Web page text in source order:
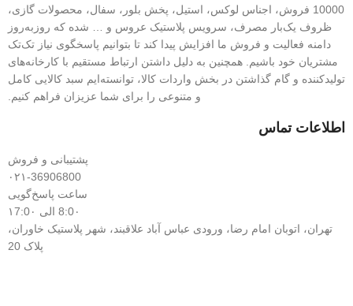
10000 فروش، اجناس لوکس، استیل، پخش بلور، سفال، محصولات گازی،
ظروف یک‌بار مصرف، سرویس پلاستیک عروس و … شده که روزبه‌روز
دامنه فعالیت و فروش ما افزایش پیدا کند تا بتوانیم پاسخگوی نیاز تک‌تک
مشتریان خود باشیم. همچنین به دلیل داشتن ارتباط مستقیم با کارخانه‌های
تولیدکننده و گام گذاشتن در بخش واردات کالا، توانسته‌ایم سبد کالایی کامل
و متنوعی را برای شما عزیزان فراهم کنیم.
اطلاعات تماس
پشتیبانی و فروش
۰۲۱-36906800
ساعت پاسخ‌گویی
8:0۰ الی ۱7:0۰
تهران، اتوبان امام رضا، ورودی عباس آباد علاقبند، شهر پلاستیک خاوران،
پلاک 20